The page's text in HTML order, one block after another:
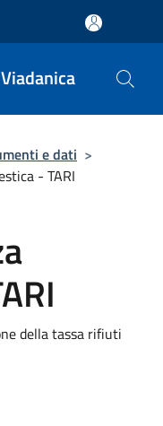
e dati >
- TARI
della tassa rifiuti